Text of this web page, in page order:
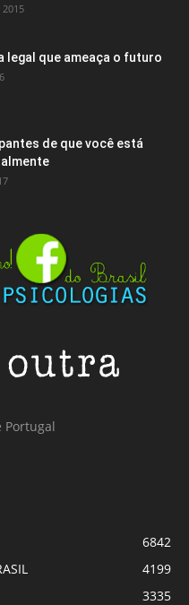
legal que ameaça o futuro
de que você está
Portugal
6842
4199
3335